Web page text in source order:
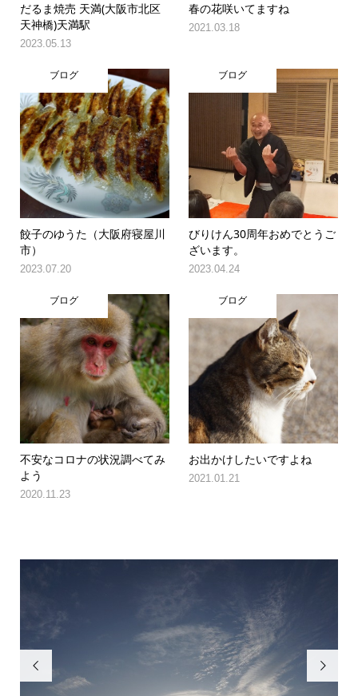
だるま焼売 天満(大阪市北区
天神橋)天満駅
2023.05.13
春の花咲いてますね
2021.03.18
ブログ
餃子のゆうた（大阪府寝屋川
市）
2023.07.20
ブログ
びりけん30周年おめでとうご
ざいます。
2023.04.24
ブログ
不安なコロナの状況調べてみ
よう
2020.11.23
ブログ
お出かけしたいですよね
2021.01.21
 